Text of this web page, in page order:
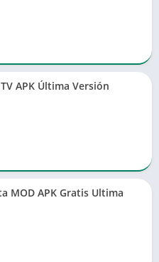
APK Última Versión
MOD APK Gratis Ultima